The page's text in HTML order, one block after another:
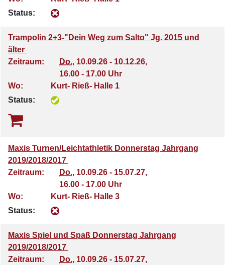
Status:
Trampolin 2+3-"Dein Weg zum Salto" Jg. 2015 und
älter
Zeitraum:
Do., 10.09.26 - 10.12.26,
16.00 - 17.00 Uhr
Wo:
Kurt- Rieß- Halle 1
Status:
Maxis Turnen/Leichtathletik Donnerstag Jahrgang
2019/2018/2017
Zeitraum:
Do., 10.09.26 - 15.07.27,
16.00 - 17.00 Uhr
Wo:
Kurt- Rieß- Halle 3
Status:
Maxis Spiel und Spaß Donnerstag Jahrgang
2019/2018/2017
Zeitraum:
Do., 10.09.26 - 15.07.27,